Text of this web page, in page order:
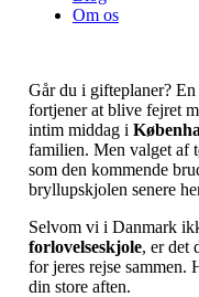
Om os
Går du i gifteplaner?
fortjener at blive fejret
intim middag i
familien. Men valget af
som den kommende
bryllupskjolen senere
Selvom vi i Danmark
forlovelseskjole, er det
for jeres rejse sammen.
din store aften.